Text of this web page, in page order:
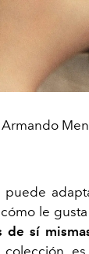
le gusta
de sí
es